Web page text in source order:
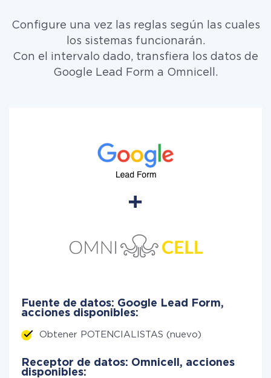
Configure una vez las reglas según las cuales
los sistemas funcionarán.
Con el intervalo dado, transfiera los datos de
Google Lead Form a Omnicell.
Fuente de datos: Google Lead Form,
acciones disponibles:
Obtener POTENCIALISTAS (nuevo)
Receptor de datos: Omnicell, acciones
disponibles: